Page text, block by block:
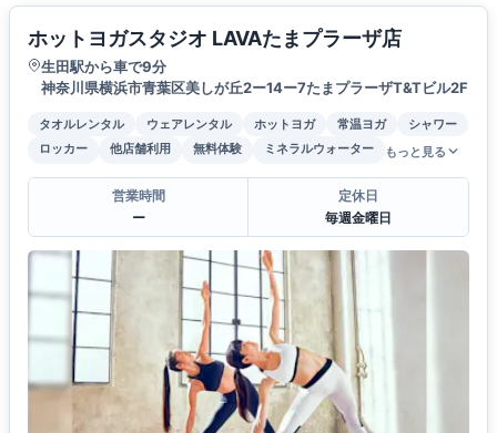
ホットヨガスタジオ LAVAたまプラーザ店
生田駅から車で9分
神奈川県横浜市青葉区美しが丘2ー14ー7たまプラーザT&Tビル2F
タオルレンタル ウェアレンタル ホットヨガ 常温ヨガ
シャワー
ロッカー
他店舗利用 無料体験 ミネラルウォーター もっと見る
営業時間
ー
定休日
毎週金曜日